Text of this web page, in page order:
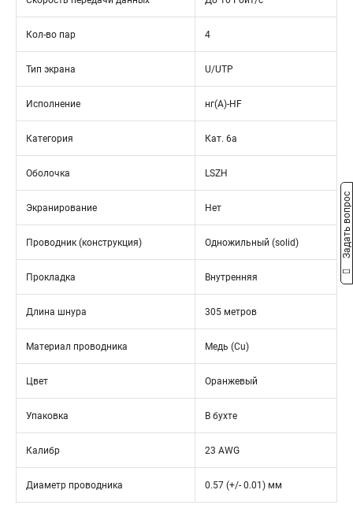
Кол-во пар 4
Тип экрана U/UTP
Исполнение нг(А)-HF
Категория Кат. 6а
Оболочка LSZH
Экранирование Нет
Проводник (конструкция) Одножильный (solid)
Прокладка Внутренняя
Длина шнура 305 метров
Материал проводника Медь (Cu)
Цвет Оранжевый
Упаковка В бухте
Калибр 23 AWG
Диаметр проводника 0.57 (+/- 0.01) мм
Задать вопрос